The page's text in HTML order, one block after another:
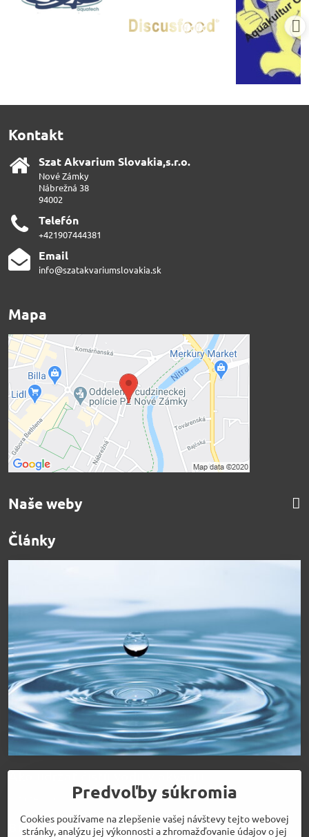
Kontakt
Szat Akvarium Slovakia,s​.r​.o​.
Nové Zámky
Nábrežná 38
94002
Telefón
+421907444381
Email
info@szatakvariumslovakia.sk
Mapa
Naše weby
Články
Ako udržať čistú vodu v akváriu
Bio prípravky pre perfektnú vodu
Predvoľby súkromia
Cookies používame na zlepšenie vašej návštevy tejto webovej
stránky, analýzu jej výkonnosti a zhromažďovanie údajov o jej